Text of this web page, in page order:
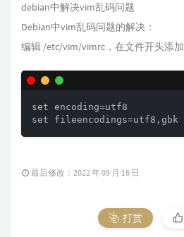
debian中解决vim乱码问题
Debian中vim乱码问题的解决：
编辑 /etc/vim/vimrc，在文件开头添加
set encoding=utf8
set fileencodings=utf8,gbk
最后修改：2022 年 09 月 16 日
打赏